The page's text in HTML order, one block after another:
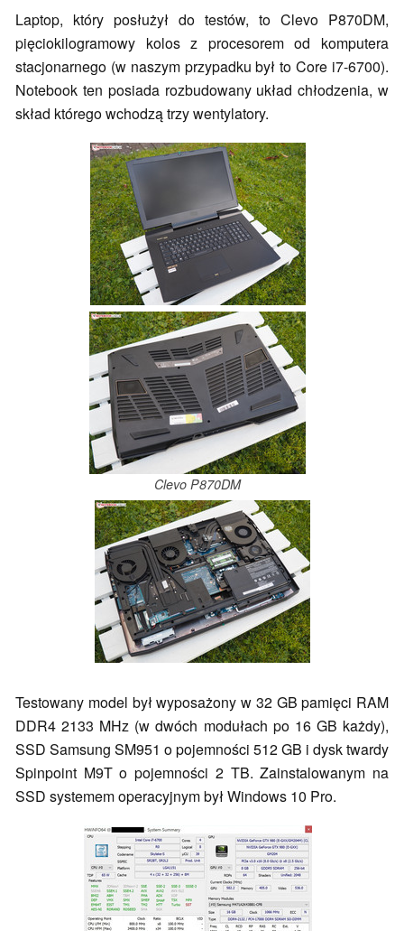
Laptop, który posłużył do testów, to Clevo P870DM,
pięciokilogramowy kolos z procesorem od komputera
stacjonarnego (w naszym przypadku był to Core i7-6700).
Notebook ten posiada rozbudowany układ chłodzenia, w
skład którego wchodzą trzy wentylatory.
Clevo P870DM
Testowany model był wyposażony w 32 GB pamięci RAM
DDR4 2133 MHz (w dwóch modułach po 16 GB każdy),
SSD Samsung SM951 o pojemności 512 GB i dysk twardy
Spinpoint M9T o pojemności 2 TB. Zainstalowanym na
SSD systemem operacyjnym był Windows 10 Pro.